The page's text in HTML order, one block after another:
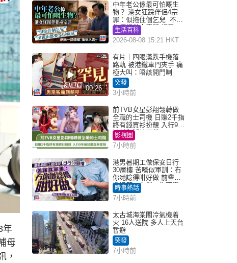
年
母
，
中年老公係最可怕嘅生
物？ 港女狂踩伴侶4宗
罪：似拖住個乞兒 不解
為何經常去廁所 網民一
語道破
生活百科
2026-08-08 15:21 HKT
00:26
有片｜四眼漢跌手機落
路軌 被港鐵車門夾手 痛
極大叫：唔該開門喇
突發
3小時前
前TVB女星彭翔翎轉做
全職的士司機 日賺2千指
終有錢買衫扮靚 入行9年
被封翻版林夏薇
影視圈
7小時前
港男暑期工做保安日行
30層樓 苦嘆似軍訓：冇
你哋諗得咁好做 前輩傳
授搵筍工心得：你唔識
揀盤啫｜Juicy叮
時事熱話
7小時前
太古城海棠閣冷氣機着
火 16人送院 多人上天台
暫避
突發
7小時前